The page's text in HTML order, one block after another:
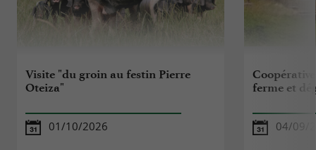
Visite "du groin au festin Pierre
Oteiza"
01/10/2026
ferme et
04/09/